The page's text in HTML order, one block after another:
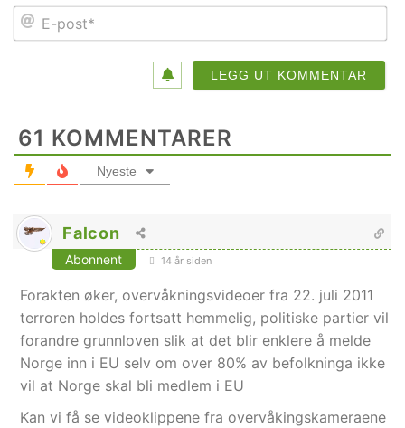
E-
61 KOMMENTARER
Nyeste
Falcon
Abonnent 14 år siden
Forakten øker, overvåkningsvideoer fra 22. juli 2011
terroren holdes fortsatt hemmelig, politiske partier vil
forandre grunnloven slik at det blir enklere å melde
Norge inn i EU selv om over 80% av befolkninga ikke
vil at Norge skal bli medlem i EU
Kan vi få se videoklippene fra overvåkingskameraene